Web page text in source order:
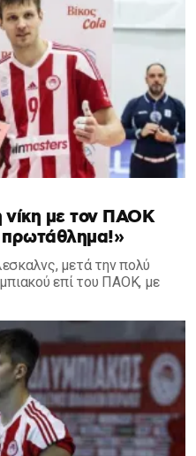
νίκη με τον ΠΑΟΚ
πρωτάθλημα!»
μετά την πολύ
επί του ΠΑΟΚ, με